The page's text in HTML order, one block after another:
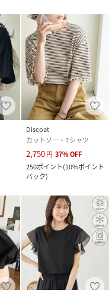
Discoat
カットソー・Tシャツ
2,750円 37%OFF
250ポイント(10%ポイント
バック)